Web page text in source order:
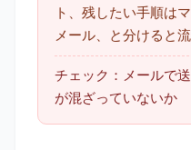
ト、残したい手順は
メール、と分けると
チェック：メールで
が混ざっていないか